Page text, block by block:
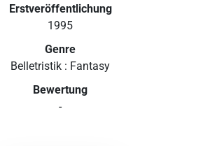
Erstveröffentlichung
1995
Genre
Belletristik : Fantasy
Bewertung
-